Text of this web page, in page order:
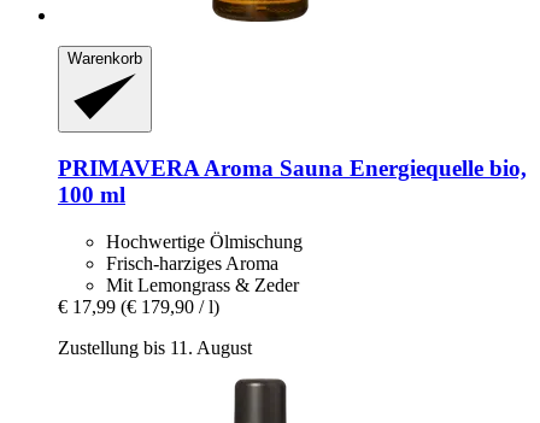
Warenkorb
PRIMAVERA Aroma Sauna Energiequelle bio,
100 ml
Hochwertige Ölmischung
Frisch-harziges Aroma
Mit Lemongrass & Zeder
€ 17,99 (€ 179,90 / l)
Zustellung bis 11. August